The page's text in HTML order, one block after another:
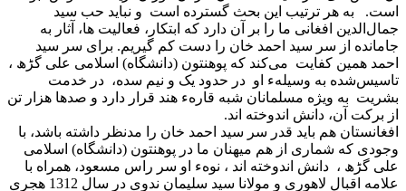
است. به هر ترتیب این بحث گسترده است و نباید حب سید
جمال‌الدین افغانی ما را بر آن دارد که ابتکار، فعالیت ها، آثار به
جامانده از سر سید احمد خان را دست کم گیریم. برای سر سید
احمد همین کفایت می‌کند که پوهنتون (دانشگاه) اسلامی علی گڑھ ،
تاسیس‌شده به وسیلهء او در حدود یک و نیم سده، در خدمت
بشریت به ویژه مسلمانان شبه قارهء هند قرار دارد و صدها هزار تن
از برکت آن، دانش اندوخته اند.
افغانستان هم باید قدر سر سید احمد خان را مدنظر داشته باشد، با
وجودی که شماری از هم میهنان ما در پوهنتون (دانشگاه) اسلامی
علی گڑھ ، دانش اندوخته اند ، نوهء او سر راس مسعود، همراه با
علامه اقبال لاهوری و مولانا سید سلیمان ندوی در سال 1312 هجری